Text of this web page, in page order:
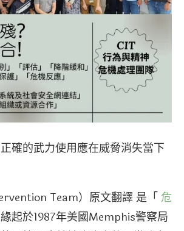
確的武力使用應在威脅消失當下
Team）原文翻譯 是「危
起於1987年美國Memphis警察局